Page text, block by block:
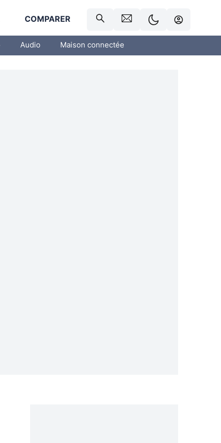
COMPARER
Audio Maison connectée